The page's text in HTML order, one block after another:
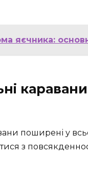
яєчника:
поширені у
з